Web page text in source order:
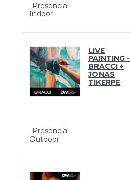
Presencial
Indoor
LIVE
PAINTING -
BRACCI +
JONAS
TIKERPE
Presencial
Outdoor